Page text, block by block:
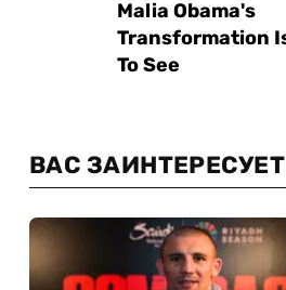
ВАС ЗАИНТЕРЕСУЕТ